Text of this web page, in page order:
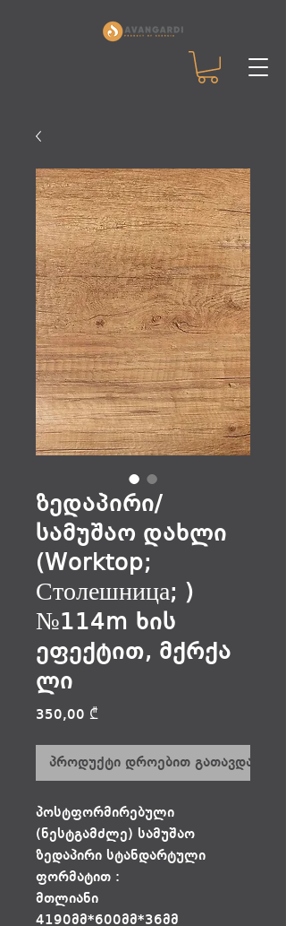
ზედაპირი/
სამუშაო დახლი
(Worktop;
Столешница; )
№114m ხის
ეფექტით, მქრქა
ლი
350,00 ₾
პროდუქტი დროებით გათავდა
პოსტფორმირებული
(ნესტგამძლე) სამუშაო
ზედაპირი სტანდარტული
ფორმატით :
მთლიანი
4190მმ*600მმ*36მმ